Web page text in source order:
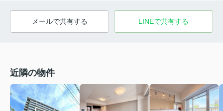
メールで共有する LINEで共有する
近隣の物件